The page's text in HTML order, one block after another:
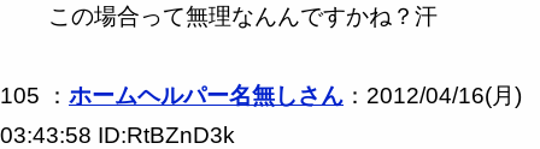
この場合って無理なんんですかね？汗
105 ： ホームヘルパー名無しさん ：2012/04/16(月)
03:43:58 ID:RtBZnD3k